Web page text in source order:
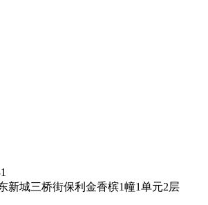
新城三桥街保利金香槟1幢1单元2层